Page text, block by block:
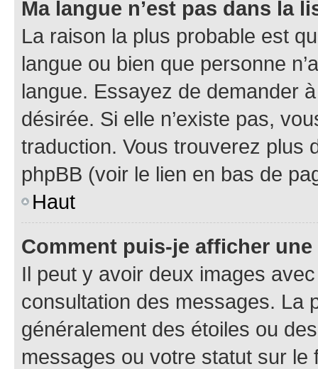
Ma langue n’est pas dans la
La raison la plus probable est
langue ou bien que personne
langue. Essayez de demander
désirée. Si elle n’existe pas,
traduction. Vous trouverez plus
phpBB (voir le lien en bas de
Haut
Comment puis-je afficher
Il peut y avoir deux images
consultation des messages. La
généralement des étoiles ou
messages ou votre statut sur